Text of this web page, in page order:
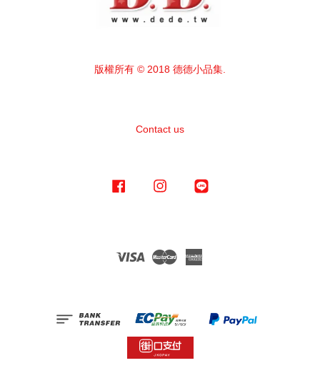
版權所有 © 2018 德德小品集.
Contact us
Facebook Instagram
Visa Master